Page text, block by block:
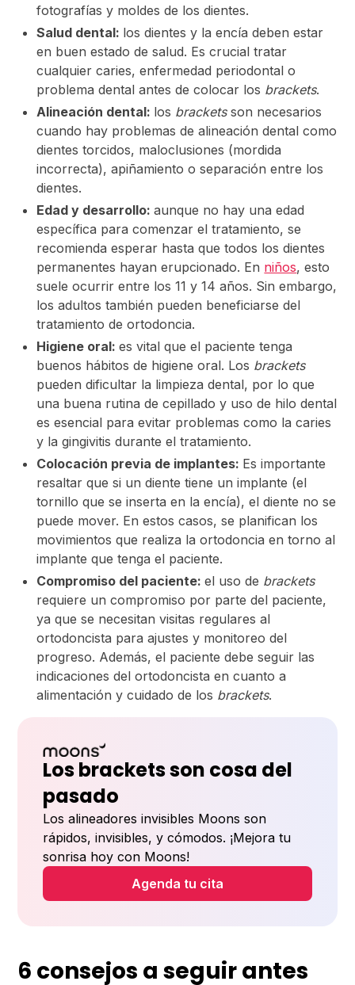
fotografías y moldes de los dientes.
Salud dental: los dientes y la encía deben estar
en buen estado de salud. Es crucial tratar
cualquier caries, enfermedad periodontal o
problema dental antes de colocar los brackets.
Alineación dental: los bracketsson necesarios
cuando hay problemas de alineación dental como
dientes torcidos, maloclusiones (mordida
incorrecta), apiñamiento o separación entre los
dientes.
Edad y desarrollo:aunque no hay una edad
específica para comenzar el tratamiento, se
recomienda esperar hasta que todos los dientes
permanentes hayan erupcionado. En niños, esto
suele ocurrir entre los 11 y 14 años. Sin embargo,
los adultos también pueden beneficiarse del
tratamiento de ortodoncia.
Higiene oral:es vital que el paciente tenga
buenos hábitos de higiene oral. Los brackets
pueden dificultar la limpieza dental, por lo que
una buena rutina de cepillado y uso de hilo dental
es esencial para evitar problemas como la caries
y la gingivitis durante el tratamiento.
Colocación previa de implantes: Es importante
resaltar que si un diente tiene un implante (el
tornillo que se inserta en la encía), el diente no se
puede mover. En estos casos, se planifican los
movimientos que realiza la ortodoncia en torno al
implante que tenga el paciente.
Compromiso del paciente:el uso de brackets
requiere un compromiso por parte del paciente,
ya que se necesitan visitas regulares al
ortodoncista para ajustes y monitoreo del
progreso. Además, el paciente debe seguir las
indicaciones del ortodoncista en cuanto a
alimentación y cuidado de los brackets.
Los brackets son cosa del
pasado
Los alineadores invisibles Moons son
rápidos, invisibles, y cómodos. ¡Mejora tu
sonrisa hoy con Moons!
Agenda tu cita
6 consejos a seguir antes